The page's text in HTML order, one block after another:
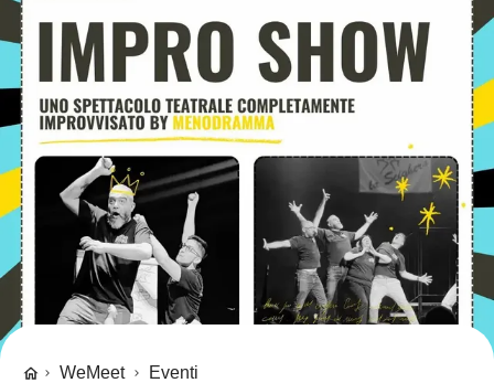
WeMeet Eventi